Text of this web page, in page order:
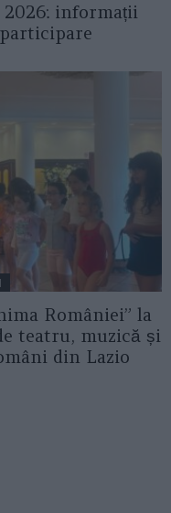
2026: informații
României” la
teatru, muzică și
din Lazio